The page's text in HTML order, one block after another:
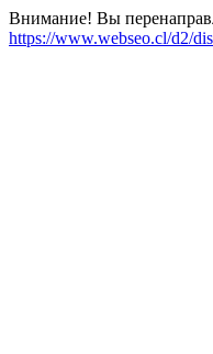
Внимание! Вы
https://www.webseo.cl/d2/